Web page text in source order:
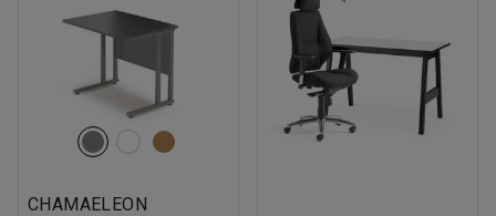
CHAMAELEON